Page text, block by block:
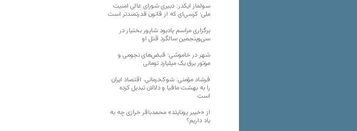
سولماز ایکدر: دبیری شورای عالی امنیت
ملی؛ کرسی‌ای که از قانون قدرتمندتر است
برگزاری مراسم یادبود شاپور بختیار در
سی‌وپنجمین سالگرد قتل او
شهر در خاموشی؛ قبض‌های نجومی و
موتور برق یک میلیارد تومانی
فرشاد مؤمنی: شوک‌درمانی، اقتصاد ایران
را به بهشت مافیا و دلالان تبدیل کرده
است
از «خیبر یونایتد» محمدباقر خرازی چه به
یاد داریم؟